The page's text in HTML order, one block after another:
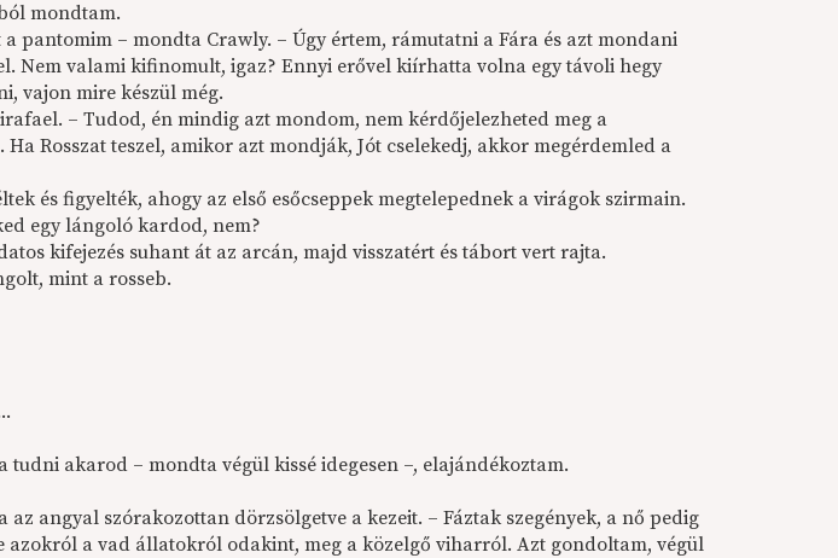
mondtam.
pantomim – mondta Crawly. – Úgy értem, rámutatni a Fára és azt mondani
Nem valami kifinomult, igaz? Ennyi erővel kiírhatta volna egy távoli hegy
vajon mire készül még.
– Tudod, én mindig azt mondom, nem kérdőjelezheted meg a
Ha Rosszat teszel, amikor azt mondják, Jót cselekedj, akkor megérdemled a
és figyelték, ahogy az első esőcseppek megtelepednek a virágok szirmain.
egy lángoló kardod, nem?
kifejezés suhant át az arcán, majd visszatért és tábort vert rajta.
mint a rosseb.
tudni akarod – mondta végül kissé idegesen –, elajándékoztam.
az angyal szórakozottan dörzsölgetve a kezeit. – Fáztak szegények, a nő pedig
azokról a vad állatokról odakint, meg a közelgő viharról. Azt gondoltam, végül